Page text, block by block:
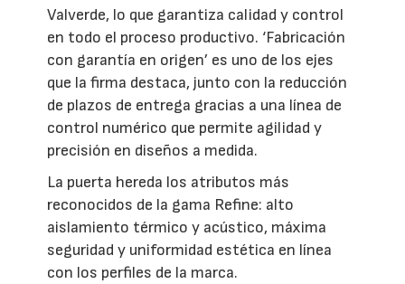
Valverde, lo que garantiza calidad y control
en todo el proceso productivo. ‘Fabricación
con garantía en origen’ es uno de los ejes
que la firma destaca, junto con la reducción
de plazos de entrega gracias a una línea de
control numérico que permite agilidad y
precisión en diseños a medida.
La puerta hereda los atributos más
reconocidos de la gama Refine: alto
aislamiento térmico y acústico, máxima
seguridad y uniformidad estética en línea
con los perfiles de la marca.